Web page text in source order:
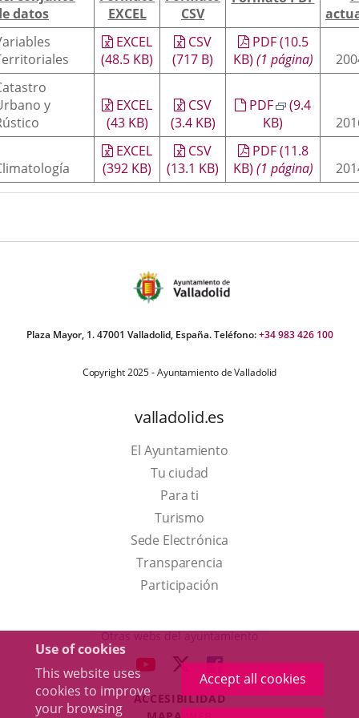
Use of cookies
This website uses
cookies to improve
your browsing
Accept all cookies
externa.externa.
datos
EXCEL
CSV
EXCEL
(48.5 KB)
CSV
(717 B)
PDF(10.5
KB) (1 página)
y
EXCEL
(43 KB)
CSV
(3.4 KB)
PDF
(9.4
KB)
EXCEL
(392 KB)
CSV
(13.1 KB)
PDF(11.8
KB) (1 página)
Plaza Mayor, 1. 47001 Valladolid, España. Teléfono:+34 983 426 100
Copyright 2025 - Ayuntamiento de Valladolid
valladolid.es
El Ayuntamiento
Tu ciudad
Para ti
TurismoThis
link
will
open
a
up
window.
Sede Electrónica
Transparencia
Participación
Otras webs del ayuntamiento
LINK
EXTERNAL
LINK
TO
EXTERNAL
LINK
TO
EXTERNAL
ACCESIBILIDAD